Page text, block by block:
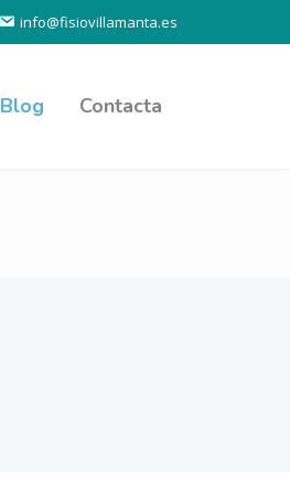
info@fisiovillamanta.es
Blog Contacta